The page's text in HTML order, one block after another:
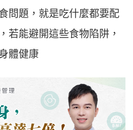
問題，就是吃什麼都要配
若能避開這些食物陷阱，
體健康